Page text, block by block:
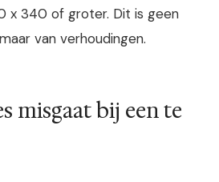
x 340 of groter. Dit is geen
van verhoudingen.
misgaat bij een te